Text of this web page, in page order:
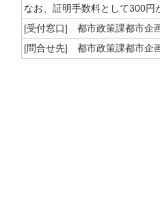
なお、証明手数料として300円
[受付窓口] 都市政策課都市企
[問合せ先] 都市政策課都市企